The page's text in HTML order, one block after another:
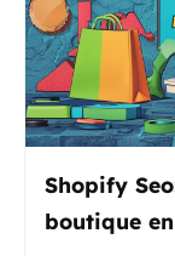
Shopify
boutique